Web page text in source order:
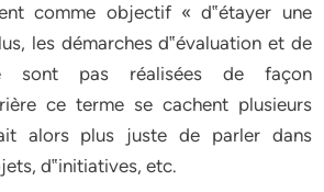
comme objectif « d‟étayer une
les démarches d‟évaluation et de
sont pas réalisées de façon
ce terme se cachent plusieurs
alors plus juste de parler dans
d‟initiatives, etc.